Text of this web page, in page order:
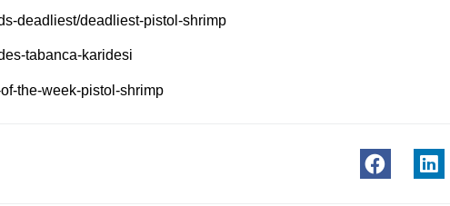
deadliest/deadliest-pistol-shrimp
tabanca-karidesi
the-week-pistol-shrimp